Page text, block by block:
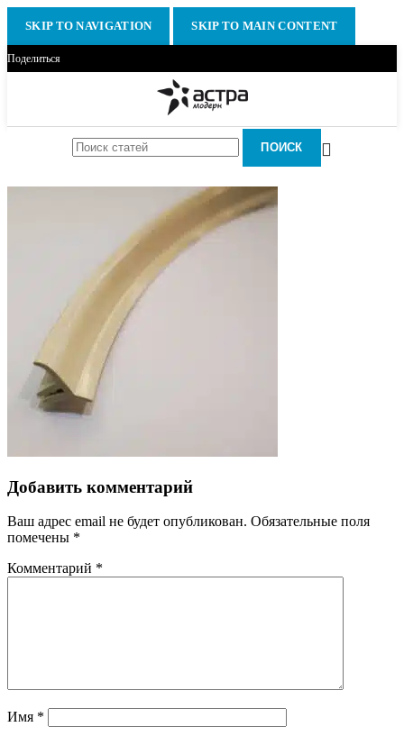
SKIP TO NAVIGATION SKIP TO MAIN CONTENT
Поделиться
ПОИСК
Добавить комментарий
Ваш адрес email не будет опубликован. Обязательные поля
помечены *
Комментарий *
Имя *